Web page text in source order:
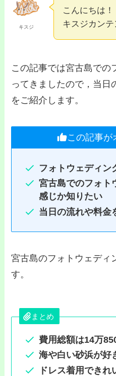
キスジ
こんにちは！
キスジカン
この記事では宮古島での
ってきましたので，当日
をご紹介します。
この記事が
フォトウェディン
宮古島でのフォト
感じか知りたい
当日の流れや料金
宮古島のフォトウェディ
す。
まとめ
費用総額は14万
海や白い砂浜が好
ドレス着用できれ